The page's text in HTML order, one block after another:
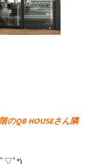
のQB HOUSEさん隣